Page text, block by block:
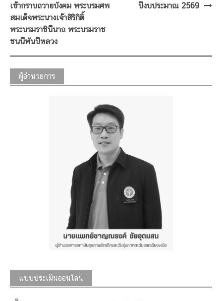
เข้ากราบถวายบังคม พระบรมศพ
สมเด็จพระนางเจ้าสิริกิติ์
พระบรมราชินีนาถ พระบรมราช
ชนนีพันปีหลวง
ปีงบประมาณ 2569
ผู้อำนวยการ
แบบประเมินออนไลน์